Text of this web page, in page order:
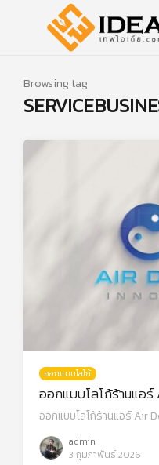
Browsing tag
ออกแบบโลโก้
ออกแบบโลโก้ร้านแอร์
ออกแบบโลโก้ร้านแอร์ Air
admin
3 กุมภาพันธ์ 2026